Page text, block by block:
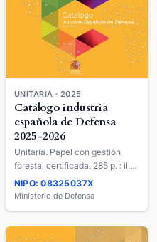
UNITARIA · 2025
Catálogo industria
española de Defensa
2025-2026
Unitaria. Papel con gestión
forestal certificada. 285 p. : il.
col.. · 20 x 25 cm.
NIPO: 08325037X
Ministerio de Defensa